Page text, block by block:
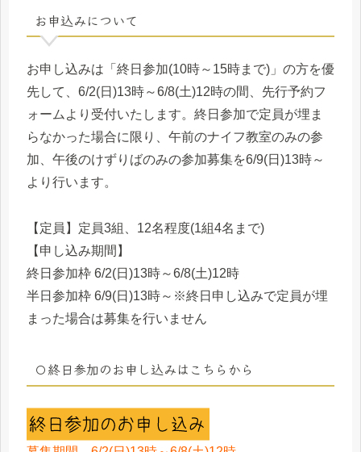
お申込みについて
お申し込みは「終日参加(10時～15時まで)」の方を優
先して、6/2(日)13時～6/8(土)12時の間、先行予約フ
ォームより受付いたします。終日参加で定員が埋ま
らなかった場合に限り、午前のナイフ教室のみの参
加、午後のけずりばのみの参加募集を6/9(日)13時～
より行います。
【定員】定員3組、12名程度(1組4名まで)
【申し込み期間】
終日参加枠 6/2(日)13時～6/8(土)12時
半日参加枠 6/9(日)13時～※終日申し込みで定員が埋
まった場合は募集を行いません
〇終日参加のお申し込みはこちらから